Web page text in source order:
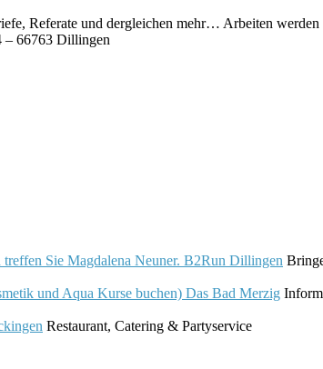
und dergleichen mehr… Arbeiten werden
– 66763 Dillingen
B2Run Dillingen
Das Bad Merzig
Restaurant, Catering & Partyservice